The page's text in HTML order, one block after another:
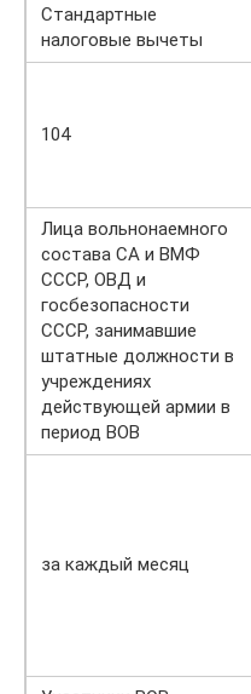
Стандартные
налоговые вычеты
104
Лица вольнонаемного
состава СА и ВМФ
СССР, ОВД и
госбезопасности
СССР, занимавшие
штатные должности в
учреждениях
действующей армии в
период ВОВ
за каждый месяц